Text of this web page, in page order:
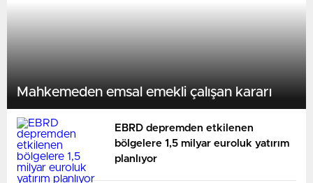
Mahkemeden emsal emekli çalışan kararı
EBRD depremden etkilenen
bölgelere 1,5 milyar euroluk yatırım
planlıyor